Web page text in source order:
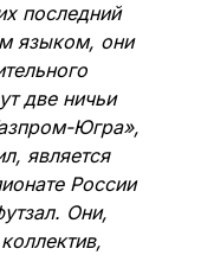
последний
языком, они
две ничьи
Югра»,
является
России
Они,